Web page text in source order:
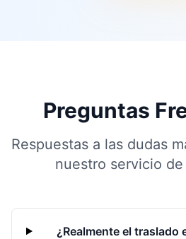
Preguntas
Respuestas a las dudas
nuestro servicio
¿Realmente el traslado